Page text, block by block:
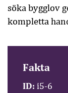
söka bygglov
kompletta
Fakta
ID: i5-6